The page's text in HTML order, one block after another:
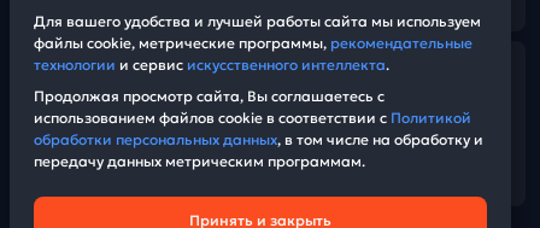
Какая грамматика нужна для
01 августа 2023 г., 22:55
Для вашего удобства и лучшей работы сайта мы используем
файлы cookie, метрические программы, рекомендательные
технологии и сервис искусственного интеллекта.
Продолжая просмотр сайта, Вы соглашаетесь с
использованием файлов cookie в соответствии с Политикой
обработки персональных данных, в том числе на обработку и
передачу данных метрическим программам.
Принять и закрыть